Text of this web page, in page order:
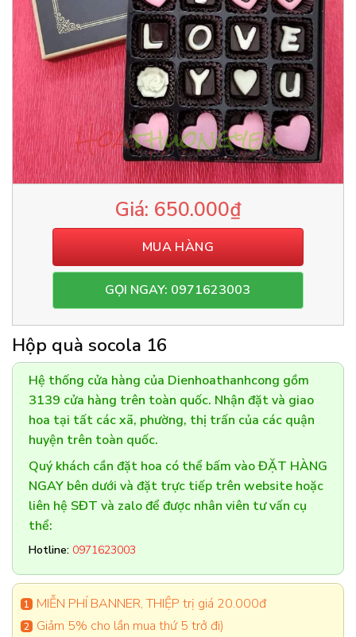
650.000₫
MUA HÀNG
GỌI NGAY: 0971623003
Hộp quà socola 16
Hệ thống cửa hàng của Dienhoathanhcong gồm
3139 cửa hàng trên toàn quốc. Nhận đặt và giao
hoa tại tất các xã, phường, thị trấn của các quận
huyện trên toàn quốc.
Quý khách cần đặt hoa có thể bấm vào ĐẶT HÀNG
NGAY bên dưới và đặt trực tiếp trên website hoặc
liên hệ SĐT và zalo để được nhân viên tư vấn cụ
thể:
Hotline: 0971623003
MIỄN PHÍ BANNER, THIỆP trị giá 20.000đ
Giảm 5% cho lần mua thứ 5 trở đi)